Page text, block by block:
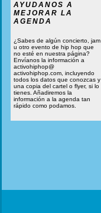
AYUDANOS A
MEJORAR LA
AGENDA
¿Sabes de algún concierto, jam
u otro evento de hip hop que
no esté en nuestra página?
Envíanos la información a
activohiphop@
activohiphop.com, incluyendo
todos los datos que conozcas y
una copia del cartel o flyer, si lo
tienes. Añadiremos la
información a la agenda tan
rápido como podamos.